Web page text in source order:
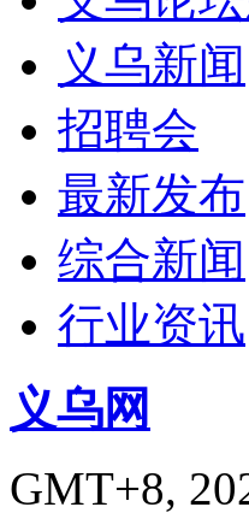
义乌新闻
招聘会
最新发布
综合新闻
行业资讯
义乌网
GMT+8,